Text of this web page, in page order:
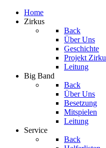
Home
Zirkus
Back
Über Uns
Geschichte
Projekt
Leitung
Big Band
Back
Über Uns
Besetzung
Mitspielen
Leitung
Service
Back